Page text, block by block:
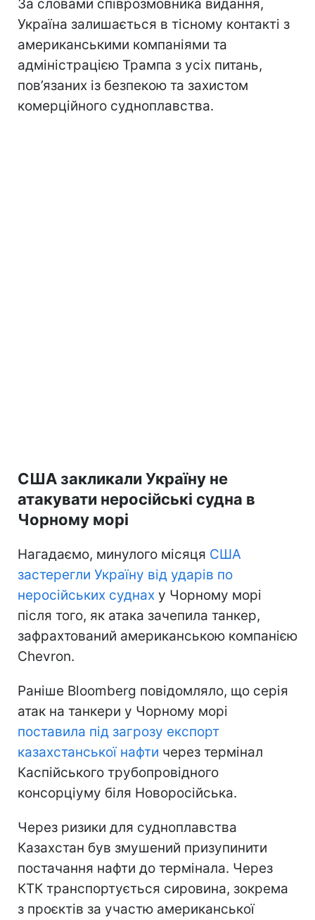
За словами співрозмовника видання,
Україна залишається в тісному контакті з
американськими компаніями та
адміністрацією Трампа з усіх питань,
пов’язаних із безпекою та захистом
комерційного судноплавства.
США закликали Україну не
атакувати неросійські судна в
Чорному морі
Нагадаємо, минулого місяця США
застерегли Україну від ударів по
неросійських суднах у Чорному морі
після того, як атака зачепила танкер,
зафрахтований американською компанією
Chevron.
Раніше Bloomberg повідомляло, що серія
атак на танкери у Чорному морі
поставила під загрозу експорт
казахстанської нафти через термінал
Каспійського трубопровідного
консорціуму біля Новоросійська.
Через ризики для судноплавства
Казахстан був змушений призупинити
постачання нафти до термінала. Через
КТК транспортується сировина, зокрема
з проєктів за участю американської